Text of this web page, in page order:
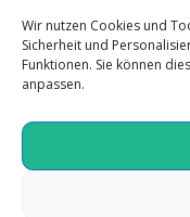
Wir nutzen Cookies und
Sicherheit und
Funktionen. Sie können
anpassen.